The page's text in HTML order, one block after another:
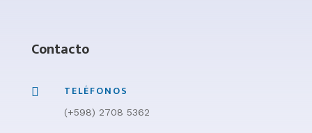
Contacto
 TELÉFONOS
(+598) 2708 5362